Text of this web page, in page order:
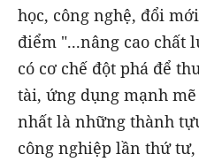
học, công nghệ, đổi
điểm "...nâng cao chất
có cơ chế đột phá để
tài, ứng dụng mạnh
nhất là những thành
công nghiệp lần thứ